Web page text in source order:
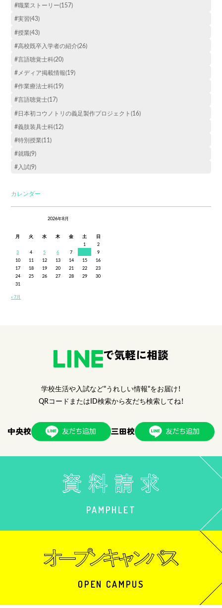
#職業ストーリー(157)
#実習(43)
#授業(43)
#高校既卒入学者の紹介(26)
#言語聴覚士科(20)
#メディア掲載情報(19)
#作業療法士科(19)
#言語聴覚士(17)
#日本初コウノトリの義足製作プロジェクト(16)
#義肢装具士科(12)
#特別授業(11)
#就職(9)
#入試(9)
カレンダー
2026年8月
月 火 水 木 金 土
日
1
2
3
4 5 6 7
9
10
11 12 13 14 15
16
17
18 19 20 21 22
23
24
25 26 27 28 29
30
31
« 7月
で気軽に相談
学校生活や入試など"うれしい情報"をお届け！
QRコードまたはID検索から友だち検索してね！
中央校 三田校
PAMPHLET
OPEN CAMPUS